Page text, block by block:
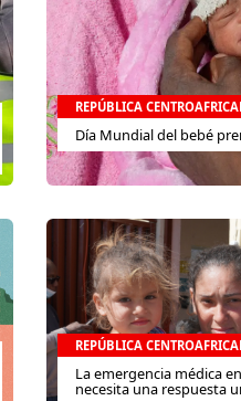
REPÚBLICA
Día Mundial del bebé
REPÚBLICA
La emergencia médica
necesita una respuesta